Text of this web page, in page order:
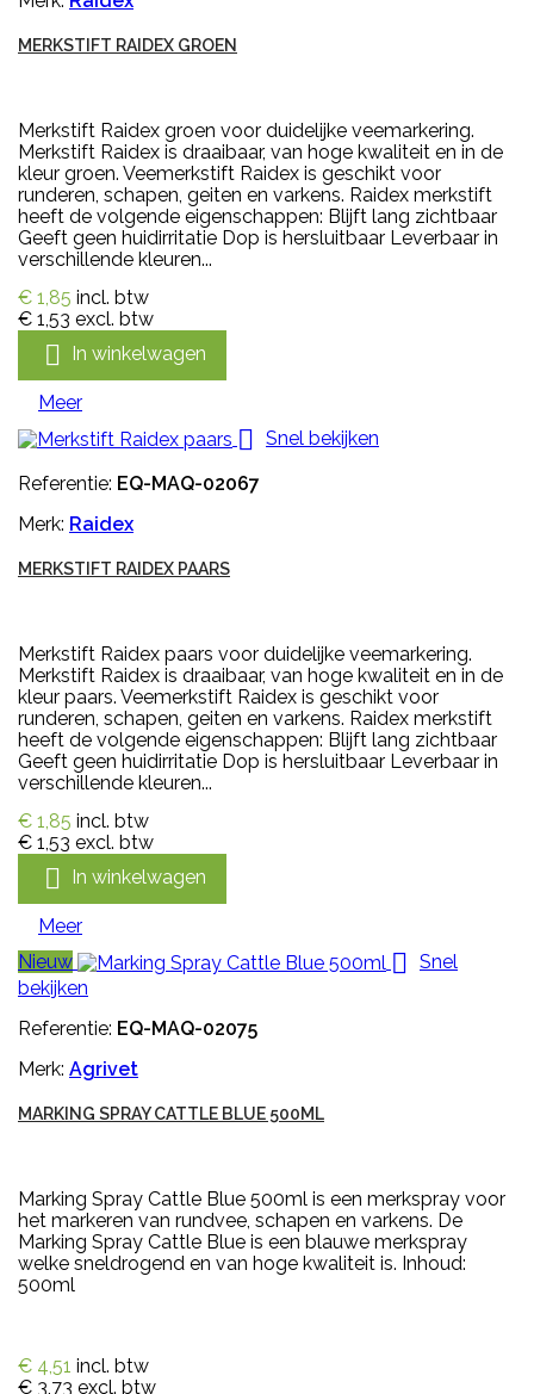
MERKSTIFT RAIDEX GROEN
Merkstift Raidex groen voor duidelijke veemarkering.
Merkstift Raidex is draaibaar, van hoge kwaliteit en in de
kleur groen. Veemerkstift Raidex is geschikt voor
runderen, schapen, geiten en varkens. Raidex merkstift
heeft de volgende eigenschappen: Blijft lang zichtbaar
Geeft geen huidirritatie Dop is hersluitbaar Leverbaar in
verschillende kleuren...
€ 1,85 incl. btw
€ 1,53 excl. btw
 In winkelwagen
Meer
 Snel bekijken
Referentie: EQ-MAQ-02067
Merk: Raidex
MERKSTIFT RAIDEX PAARS
Merkstift Raidex paars voor duidelijke veemarkering.
Merkstift Raidex is draaibaar, van hoge kwaliteit en in de
kleur paars. Veemerkstift Raidex is geschikt voor
runderen, schapen, geiten en varkens. Raidex merkstift
heeft de volgende eigenschappen: Blijft lang zichtbaar
Geeft geen huidirritatie Dop is hersluitbaar Leverbaar in
verschillende kleuren...
€ 1,85 incl. btw
€ 1,53 excl. btw
 In winkelwagen
Meer
Nieuw
 Snel
bekijken
Referentie: EQ-MAQ-02075
Merk: Agrivet
MARKING SPRAY CATTLE BLUE 500ML
Marking Spray Cattle Blue 500ml is een merkspray voor
het markeren van rundvee, schapen en varkens. De
Marking Spray Cattle Blue is een blauwe merkspray
welke sneldrogend en van hoge kwaliteit is. Inhoud:
500ml
€ 4,51 incl. btw
€ 3,73 excl. btw